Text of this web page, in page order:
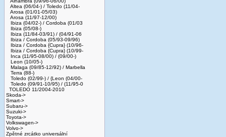
Altea (06/04-) / Toledo (11/04-
Arosa (01/01-05/03)
Arosa (11/97-12/00)
Ibiza (04/02-) / Cordoba (01/03
Ibiza (05/08-)
Ibiza (11/84-03/91) / (04/91-06
Ibiza / Cordoba (05/93-09/96)
Ibiza / Cordoba {Cupra} (10/96-
Ibiza / Cordoba {Cupra} (10/99-
Inca (11/95-08/00) / (09/00-)
Leon (10/05-)
Malaga (09/85-12/92) / Marbella
Terra (88-)
Toledo (02/99-) / {Leon (04/00-
Toledo (09/91-10/95) / (11/95-0
TOLEDO 11/2004-2010
Skoda->
Smart->
Subaru->
Suzuki->
Toyota->
Volkswagen->
Volvo->
Zpětné zrcátko universální